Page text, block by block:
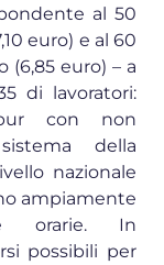
al 50
euro) e al 60
(6,85 euro) – a
di lavoratori:
con non
della
nazionale
ampiamente
orarie. In
possibili per